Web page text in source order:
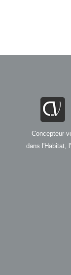
Concepteur-
dans l'Habitat,